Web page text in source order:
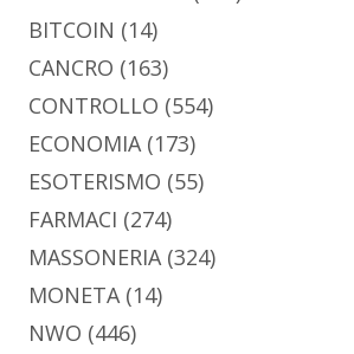
BITCOIN (14)
CANCRO (163)
CONTROLLO (554)
ECONOMIA (173)
ESOTERISMO (55)
FARMACI (274)
MASSONERIA (324)
MONETA (14)
NWO (446)